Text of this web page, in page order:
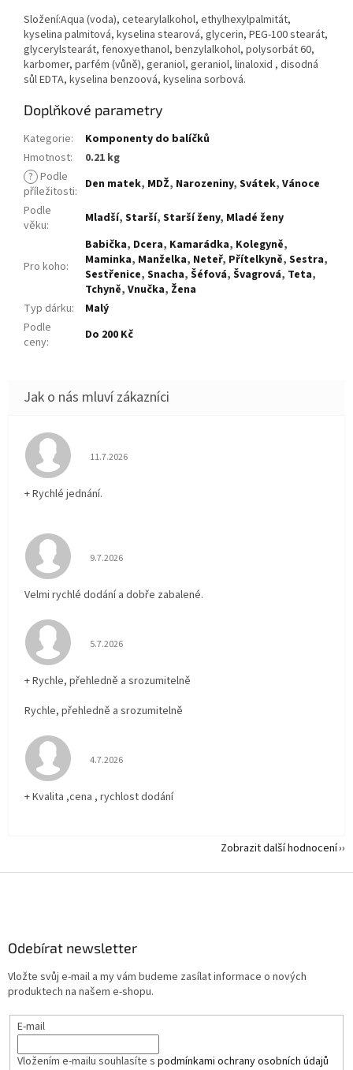
Složení:Aqua (voda), cetearylalkohol, ethylhexylpalmitát,
kyselina palmitová, kyselina stearová, glycerin, PEG-100 stearát,
glycerylstearát, fenoxyethanol, benzylalkohol, polysorbát 60,
karbomer, parfém (vůně), geraniol, geraniol, linaloxid , disodná
sůl EDTA, kyselina benzoová, kyselina sorbová.
Doplňkové parametry
Kategorie:
Komponenty do balíčků
Hmotnost:
0.21 kg
? Podle
příležitosti: Den matek, MDŽ, Narozeniny, Svátek, Vánoce
Podle
věku: Mladší, Starší, Starší ženy, Mladé ženy
Pro koho:
Babička, Dcera, Kamarádka, Kolegyně,
Maminka, Manželka, Neteř, Přítelkyně, Sestra,
Sestřenice, Snacha, Šéfová, Švagrová, Teta,
Tchyně, Vnučka, Žena
Typ dárku:
Malý
Podle
ceny: Do 200 Kč
Hodnocení obchodu je 5 z 5 hvězdiček.
11.7.2026
+ Rychlé jednání.
Hodnocení obchodu je 5 z 5 hvězdiček.
9.7.2026
Velmi rychlé dodání a dobře zabalené.
Hodnocení obchodu je 5 z 5 hvězdiček.
5.7.2026
+ Rychle, přehledně a srozumitelně
Rychle, přehledně a srozumitelně
Hodnocení obchodu je 5 z 5 hvězdiček.
4.7.2026
+ Kvalita ,cena , rychlost dodání
Zobrazit další hodnocení
Odebírat newsletter
Vložte svůj e-mail a my vám budeme zasílat informace o nových
produktech na našem e-shopu.
E-mail
Vložením e-mailu souhlasíte s podmínkami ochrany osobních údajů